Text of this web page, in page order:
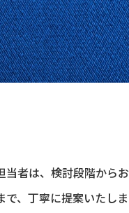
当者は、検討段階から
で、丁寧に提案いたしま